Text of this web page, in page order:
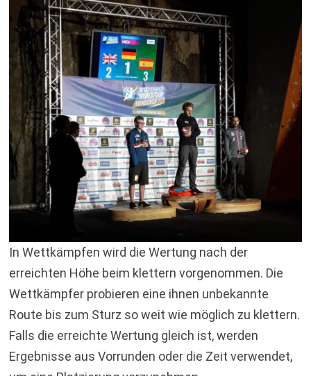
In Wettkämpfen wird die Wertung nach der
erreichten Höhe beim klettern vorgenommen. Die
Wettkämpfer probieren eine ihnen unbekannte
Route bis zum Sturz so weit wie möglich zu klettern.
Falls die erreichte Wertung gleich ist, werden
Ergebnisse aus Vorrunden oder die Zeit verwendet,